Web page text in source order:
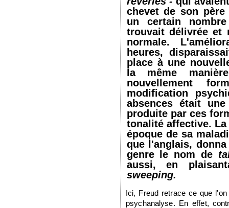
chevet de son
un certain
trouvait délivrée et
normale.
heures,
place à une
la même
nouvellement
modification
absences était
produite par ces
tonalité affective.
époque de sa
que l'anglais,
genre le nom de
aussi, en
sweeping.
Ici, Freud retrace ce que
psychanalyse. En effet,